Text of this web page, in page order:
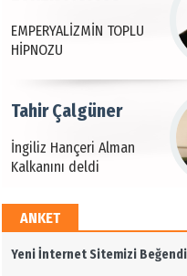
EMPERYALİZMİN TOPLU
HİPNOZU
İngiliz Hançeri Alman
Kalkanını deldi
Tahir Çalgüner
Dava adamı olmak
Salih Ergül
ANKET
Yeni İnternet Sitemizi